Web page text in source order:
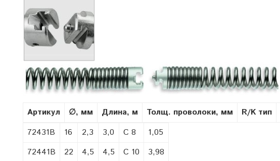
Артикул ∅, мм Длина, м Толщ. проволоки, мм R/K тип
72431В
16 2,3 3,0 C 8
1,05
72441В
22 4,5 4,5 C 10
3,98